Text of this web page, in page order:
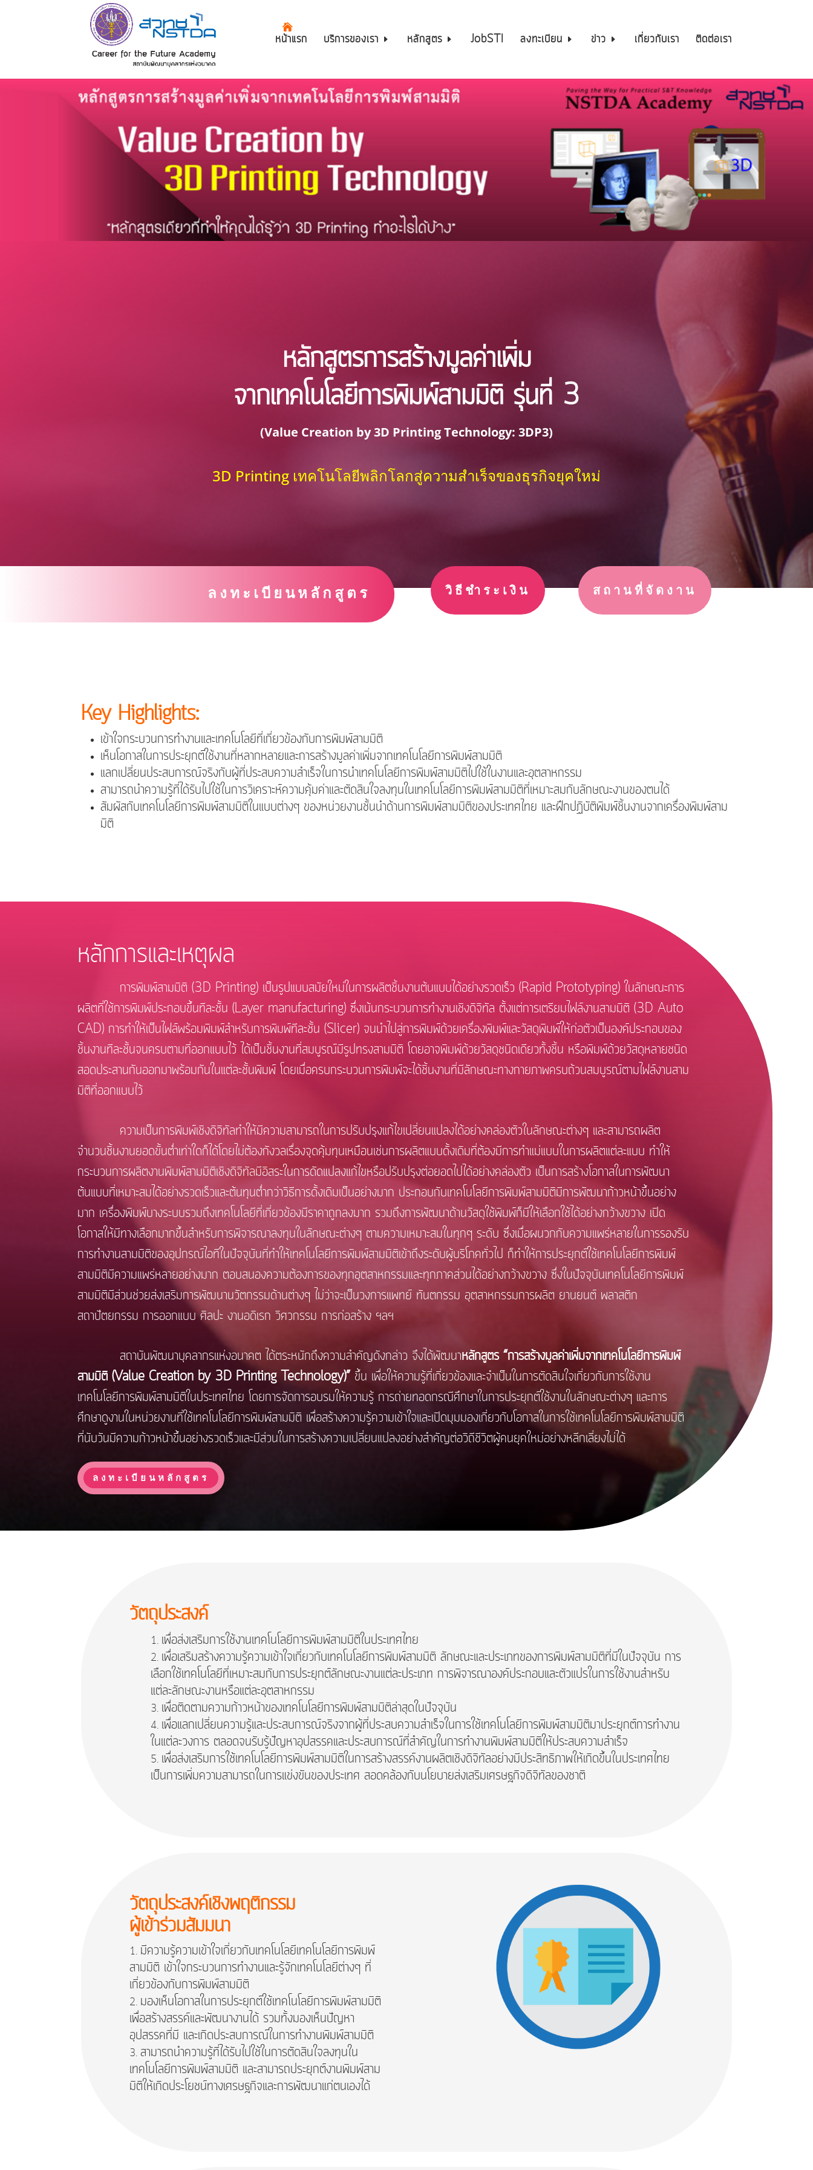
หน้าแรก บริการของเรา หลักสูตร JobSTI ลงทะเบียน ข่าว เกี่ยวกับเรา ติดต่อเรา
หลักสูตรการสร้างมูลค่าเพิ่ม
จากเทคโนโลยีการพิมพ์สามมิติ รุ่นที่ 3
(Value Creation by 3D Printing Technology: 3DP3)
3D Printing เทคโนโลยีพลิกโลกสู่ความสำเร็จของธุรกิจยุคใหม่
ลงทะเบียนหลักสูตร วิธีชำระเงิน สถานที่จัดงาน
Key Highlights:
เข้าใจกระบวนการทำงานและเทคโนโลยีที่เกี่ยวข้องกับการพิมพ์สามมิติ
เห็นโอกาสในการประยุกต์ใช้งานที่หลากหลายและการสร้างมูลค่าเพิ่มจากเทคโนโลยีการพิมพ์สามมิติ
แลกเปลี่ยนประสบการณ์จริงกับผู้ที่ประสบความสำเร็จในการนำเทคโนโลยีการพิมพ์สามมิติไปใช้ในงานและอุตสาหกรรม
สามารถนำความรู้ที่ได้รับไปใช้ในการวิเคราะห์ความคุ้มค่าและตัดสินใจลงทุนในเทคโนโลยีการพิมพ์สามมิติที่เหมาะสมกับลักษณะงานของตนได้
สัมผัสกับเทคโนโลยีการพิมพ์สามมิติในแบบต่างๆ ของหน่วยงานชั้นนำด้านการพิมพ์สามมิติของประเทศไทย และฝึกปฏิบัติพิมพ์ชิ้นงานจากเครื่องพิมพ์สาม
มิติ
หลักการและเหตุผล
การพิมพ์สามมิติ (3D Printing) เป็นรูปแบบสมัยใหม่ในการผลิตชิ้นงานต้นแบบได้อย่างรวดเร็ว (Rapid Prototyping) ในลักษณะการ
ผลิตที่ใช้การพิมพ์ประกอบขึ้นทีละชั้น (Layer manufacturing) ซึ่งเน้นกระบวนการทำงานเชิงดิจิทัล ตั้งแต่การเตรียมไฟล์งานสามมิติ (3D Auto
CAD) การทำให้เป็นไฟล์พร้อมพิมพ์สำหรับการพิมพ์ทีละชั้น (Slicer) จนนำไปสู่การพิมพ์ด้วยเครื่องพิมพ์และวัสดุพิมพ์ให้ก่อตัวเป็นองค์ประกอบของ
ชิ้นงานทีละชั้นจนครบตามที่ออกแบบไว้ ได้เป็นชิ้นงานที่สมบูรณ์มีรูปทรงสามมิติ โดยอาจพิมพ์ด้วยวัสดุชนิดเดียวทั้งชิ้น หรือพิมพ์ด้วยวัสดุหลายชนิด
สอดประสานกันออกมาพร้อมกันในแต่ละชั้นพิมพ์ โดยเมื่อครบกระบวนการพิมพ์จะได้ชิ้นงานที่มีลักษณะทางกายภาพครบถ้วนสมบูรณ์ตามไฟล์งานสาม
มิติที่ออกแบบไว้
ความเป็นการพิมพ์เชิงดิจิทัลทำให้มีความสามารถในการปรับปรุงแก้ไขเปลี่ยนแปลงได้อย่างคล่องตัวในลักษณะต่างๆ และสามารถผลิต
จำนวนชิ้นงานยอดขั้นต่ำเท่าใดก็ได้โดยไม่ต้องกังวลเรื่องจุดคุ้มทุนเหมือนเช่นการผลิตแบบดั้งเดิมที่ต้องมีการทำแม่แบบในการผลิตแต่ละแบบ ทำให้
กระบวนการผลิตงานพิมพ์สามมิติเชิงดิจิทัลมีอิสระในการดัดแปลงแก้ไขหรือปรับปรุงต่อยอดไปได้อย่างคล่องตัว เป็นการสร้างโอกาสในการพัฒนา
ต้นแบบที่เหมาะสมได้อย่างรวดเร็วและต้นทุนต่ำกว่าวิธีการดั้งเดิมเป็นอย่างมาก ประกอบกับเทคโนโลยีการพิมพ์สามมิติมีการพัฒนาก้าวหน้าขึ้นอย่าง
มาก เครื่องพิมพ์บางระบบรวมถึงเทคโนโลยีที่เกี่ยวข้องมีราคาถูกลงมาก รวมถึงการพัฒนาด้านวัสดุใช้พิมพ์ก็มีให้เลือกใช้ได้อย่างกว้างขวาง เปิด
โอกาสให้มีทางเลือกมากขึ้นสำหรับการพิจารณาลงทุนในลักษณะต่างๆ ตามความเหมาะสมในทุกๆ ระดับ ซึ่งเมื่อผนวกกับความแพร่หลายในการรองรับ
การทำงานสามมิติของอุปกรณ์ไอทีในปัจจุบันที่ทำให้เทคโนโลยีการพิมพ์สามมิติเข้าถึงระดับผู้บริโภคทั่วไป ก็ทำให้การประยุกต์ใช้เทคโนโลยีการพิมพ์
สามมิติมีความแพร่หลายอย่างมาก ตอบสนองความต้องการของทุกอุตสาหกรรมและทุกภาคส่วนได้อย่างกว้างขวาง ซึ่งในปัจจุบันเทคโนโลยีการพิมพ์
สามมิติมีส่วนช่วยส่งเสริมการพัฒนานวัตกรรมด้านต่างๆ ไม่ว่าจะเป็นวงการแพทย์ ทันตกรรม อุตสาหกรรมการผลิต ยานยนต์ พลาสติก
สถาปัตยกรรม การออกแบบ ศิลปะ งานอดิเรก วิศวกรรม การก่อสร้าง ฯลฯ
สถาบันพัฒนาบุคลากรแห่งอนาคต ได้ตระหนักถึงความสำคัญดังกล่าว จึงได้พัฒนาหลักสูตร “การสร้างมูลค่าเพิ่มจากเทคโนโลยีการพิมพ์
สามมิติ (Value Creation by 3D Printing Technology)”ขึ้น เพื่อให้ความรู้ที่เกี่ยวข้องและจำเป็นในการตัดสินใจเกี่ยวกับการใช้งาน
เทคโนโลยีการพิมพ์สามมิติในประเทศไทย โดยการจัดการอบรมให้ความรู้ การถ่ายทอดกรณีศึกษาในการประยุกต์ใช้งานในลักษณะต่างๆ และการ
ศึกษาดูงานในหน่วยงานที่ใช้เทคโนโลยีการพิมพ์สามมิติ เพื่อสร้างความรู้ความเข้าใจและเปิดมุมมองเกี่ยวกับโอกาสในการใช้เทคโนโลยีการพิมพ์สามมิติ
ที่นับวันมีความก้าวหน้าขึ้นอย่างรวดเร็วและมีส่วนในการสร้างความเปลี่ยนแปลงอย่างสำคัญต่อวิถีชีวิตผู้คนยุคใหม่อย่างหลีกเลี่ยงไม่ได้
ลงทะเบียนหลักสูตร
วัตถุประสงค์
เพื่อส่งเสริมการใช้งานเทคโนโลยีการพิมพ์สามมิติในประเทศไทย
เพื่อเสริมสร้างความรู้ความเข้าใจเกี่ยวกับเทคโนโลยีการพิมพ์สามมิติ ลักษณะและประเภทของการพิมพ์สามมิติที่มีในปัจจุบัน การ
เลือกใช้เทคโนโลยีที่เหมาะสมกับการประยุกต์ลักษณะงานแต่ละประเภท การพิจารณาองค์ประกอบและตัวแปรในการใช้งานสำหรับ
แต่ละลักษณะงานหรือแต่ละอุตสาหกรรม
เพื่อติดตามความก้าวหน้าของเทคโนโลยีการพิมพ์สามมิติล่าสุดในปัจจุบัน
เพื่อแลกเปลี่ยนความรู้และประสบการณ์จริงจากผู้ที่ประสบความสำเร็จในการใช้เทคโนโลยีการพิมพ์สามมิติมาประยุกต์การทำงาน
ในแต่ละวงการ ตลอดจนรับรู้ปัญหาอุปสรรคและประสบการณ์ที่สำคัญในการทำงานพิมพ์สามมิติให้ประสบความสำเร็จ
เพื่อส่งเสริมการใช้เทคโนโลยีการพิมพ์สามมิติในการสร้างสรรค์งานผลิตเชิงดิจิทัลอย่างมีประสิทธิภาพให้เกิดขึ้นในประเทศไทย
เป็นการเพิ่มความสามารถในการแข่งขันของประเทศ สอดคล้องกับนโยบายส่งเสริมเศรษฐกิจดิจิทัลของชาติ
วัตถุประสงค์เชิงพฤติกรรม
ผู้เข้าร่วมสัมมนา
มีความรู้ความเข้าใจเกี่ยวกับเทคโนโลยีเทคโนโลยีการพิมพ์
สามมิติ เข้าใจกระบวนการทำงานและรู้จักเทคโนโลยีต่างๆ ที่
เกี่ยวข้องกับการพิมพ์สามมิติ
มองเห็นโอกาสในการประยุกต์ใช้เทคโนโลยีการพิมพ์สามมิติ
เพื่อสร้างสรรค์และพัฒนางานได้ รวมทั้งมองเห็นปัญหา
อุปสรรคที่มี และเกิดประสบการณ์ในการทำงานพิมพ์สามมิติ
สามารถนำความรู้ที่ได้รับไปใช้ในการตัดสินใจลงทุนใน
เทคโนโลยีการพิมพ์สามมิติ และสามารถประยุกต์งานพิมพ์สาม
มิติให้เกิดประโยชน์ทางเศรษฐกิจและการพัฒนาแก่ตนเองได้